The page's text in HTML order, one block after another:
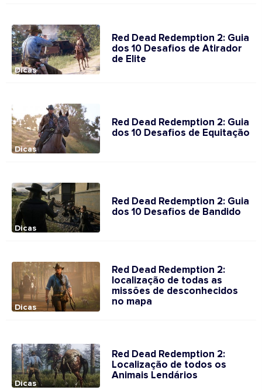
Dicas
Red Dead Redemption 2: Guia
dos 10 Desafios de Atirador
de Elite
Dicas
Red Dead Redemption 2: Guia
dos 10 Desafios de Equitação
Dicas
Red Dead Redemption 2: Guia
dos 10 Desafios de Bandido
Dicas
Red Dead Redemption 2:
localização de todas as
missões de desconhecidos
no mapa
Dicas
Red Dead Redemption 2:
Localização de todos os
Animais Lendários